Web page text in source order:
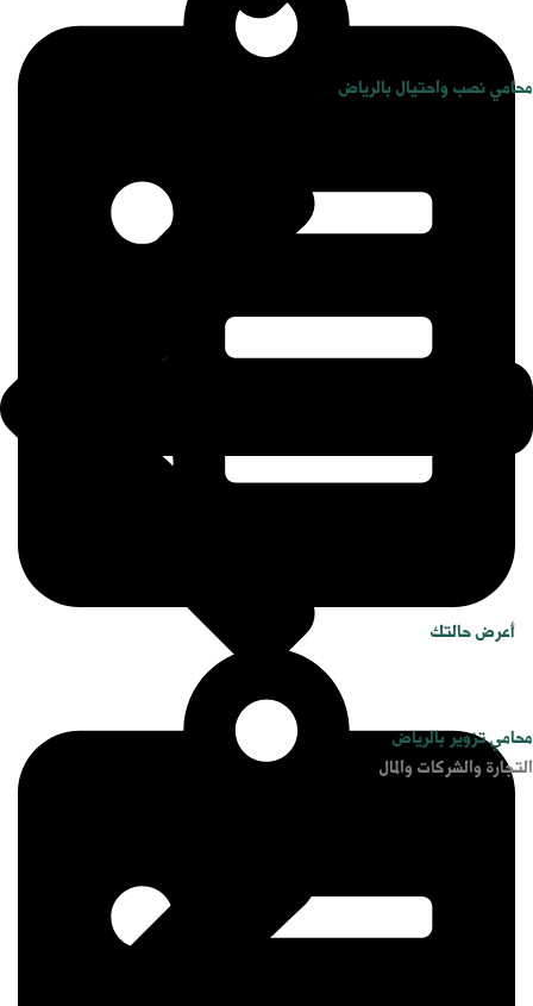
محامي نصب واحتيال بالرياض
محامي تزوير بالرياض
التجارة والشركات والمال
أعرض حالتك